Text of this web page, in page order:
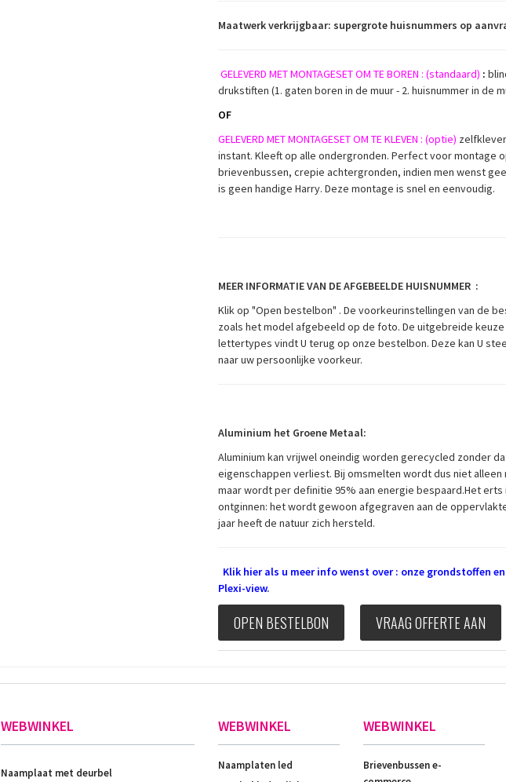
Maatwerk verkrijgbaar: supergrote huisnummers op
GELEVERD MET MONTAGESET OM TE BOREN : (standaard) :
drukstiften (1. gaten boren in de muur - 2. huisnummer in de
OF
GELEVERD MET MONTAGESET OM TE KLEVEN : (optie)
instant. Kleeft op alle ondergronden. Perfect voor montage
brievenbussen, crepie achtergronden, indien men wenst
is geen handige Harry. Deze montage is snel en eenvoudig.
MEER INFORMATIE VAN DE AFGEBEELDE HUISNUMMER :
Klik op "Open bestelbon" . De voorkeurinstellingen van de
zoals het model afgebeeld op de foto. De uitgebreide keuze
lettertypes vindt U terug op onze bestelbon. Deze kan U
naar uw persoonlijke voorkeur.
Aluminium het Groene Metaal:
Aluminium kan vrijwel oneindig worden gerecycled zonder
eigenschappen verliest. Bij omsmelten wordt dus niet
maar wordt per definitie 95% aan energie bespaard.Het
ontginnen: het wordt gewoon afgegraven aan de
jaar heeft de natuur zich hersteld.
Klik hier als u meer info wenst over : onze grondstoffen
Plexi-view.
OPEN BESTELBON VRAAG OFFERTE AAN
WEBWINKEL
Naamplaat met deurbel
WEBWINKEL
Naamplaten led
WEBWINKEL
Brievenbussen e-